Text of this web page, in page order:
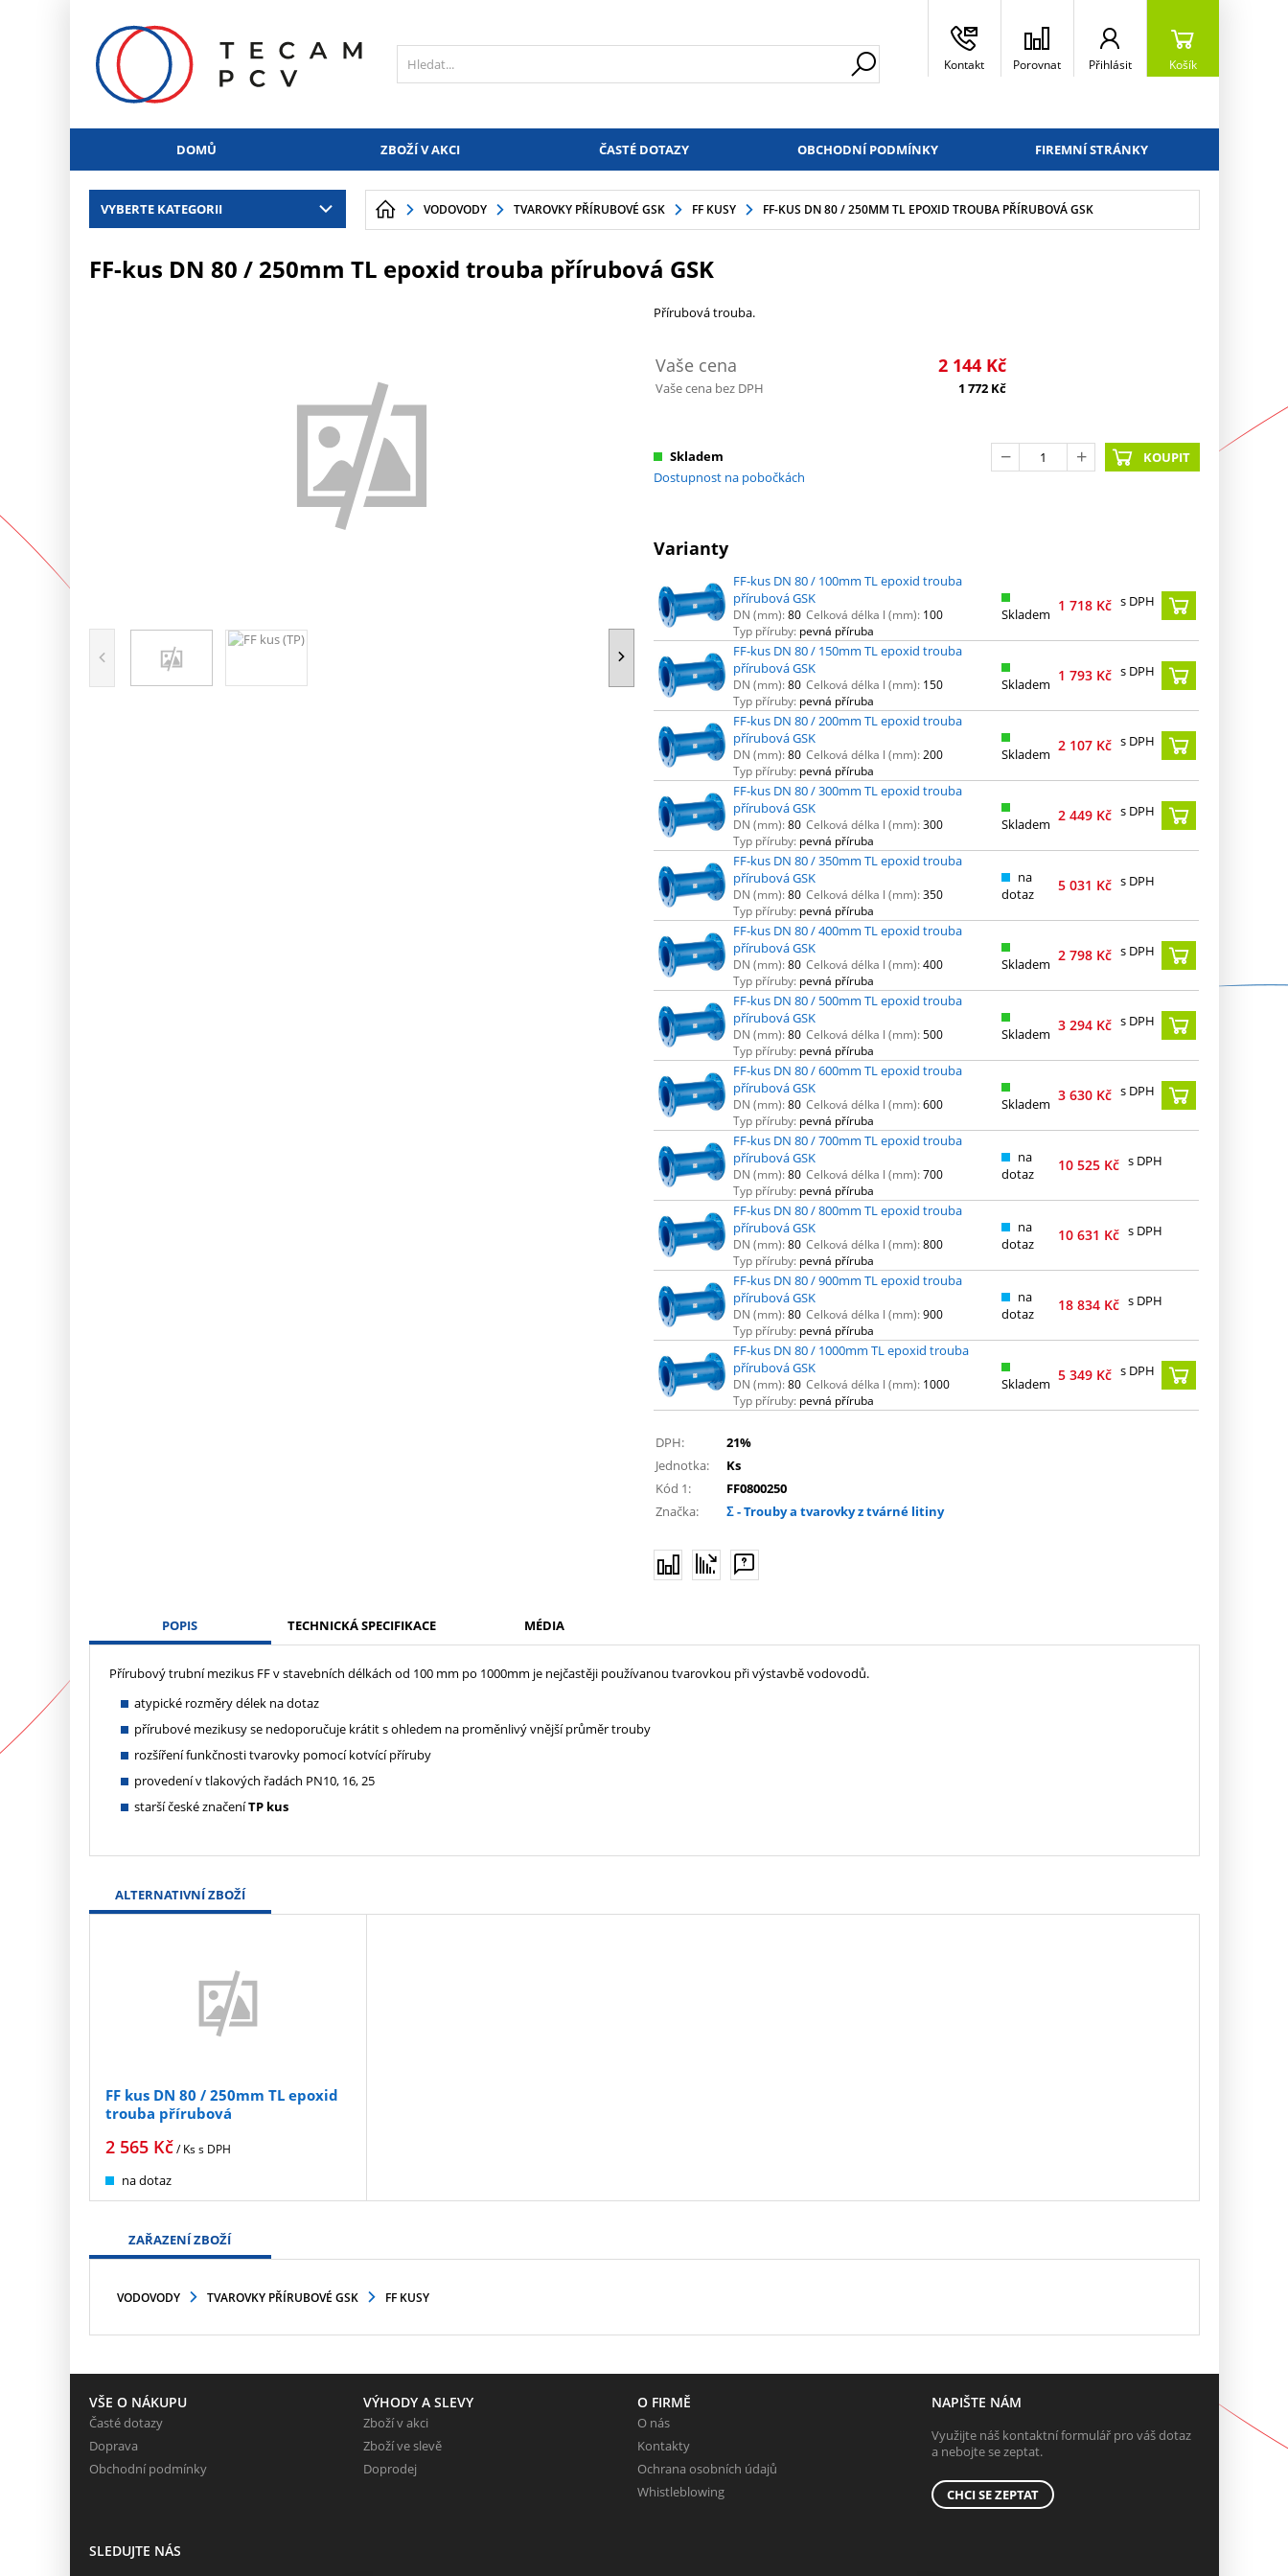
Kontakt Porovnat Přihlásit Košík
DOMŮ ZBOŽÍ V AKCI ČASTÉ DOTAZY OBCHODNÍ PODMÍNKY FIREMNÍ STRÁNKY
VYBERTE KATEGORII VODOVODY TVAROVKY PŘÍRUBOVÉ GSK FF KUSY FF-KUS DN 80 / 250MM TL EPOXID TROUBA PŘÍRUBOVÁ GSK
FF-kus DN 80 / 250mm TL epoxid trouba přírubová GSK
Přírubová trouba.
Vaše cena 2 144 Kč
Vaše cena bez DPH 1 772 Kč
Skladem
Dostupnost na pobočkách
KOUPIT
Varianty
FF-kus DN 80 / 100mm TL epoxid trouba
přírubová GSK
DN (mm):80 Celková délka l (mm): 100
Typ příruby: pevná příruba
Skladem 1 718 Kč s DPH
FF-kus DN 80 / 150mm TL epoxid trouba
přírubová GSK
DN (mm):80 Celková délka l (mm): 150
Typ příruby: pevná příruba
Skladem 1 793 Kč s DPH
FF-kus DN 80 / 200mm TL epoxid trouba
přírubová GSK
DN (mm):80 Celková délka l (mm):200
Typ příruby: pevná příruba
Skladem 2 107 Kč s DPH
FF-kus DN 80 / 300mm TL epoxid trouba
přírubová GSK
DN (mm):80 Celková délka l (mm):300
Typ příruby: pevná příruba
Skladem 2 449 Kč s DPH
FF-kus DN 80 / 350mm TL epoxid trouba
přírubová GSK
DN (mm):80 Celková délka l (mm):350
Typ příruby: pevná příruba
na
dotaz
5 031 Kč s DPH
FF-kus DN 80 / 400mm TL epoxid trouba
přírubová GSK
DN (mm):80 Celková délka l (mm):400
Typ příruby: pevná příruba
Skladem 2 798 Kč s DPH
FF-kus DN 80 / 500mm TL epoxid trouba
přírubová GSK
DN (mm):80 Celková délka l (mm):500
Typ příruby: pevná příruba
Skladem 3 294 Kč s DPH
FF-kus DN 80 / 600mm TL epoxid trouba
přírubová GSK
DN (mm):80 Celková délka l (mm):600
Typ příruby: pevná příruba
Skladem 3 630 Kč s DPH
FF-kus DN 80 / 700mm TL epoxid trouba
přírubová GSK
DN (mm):80 Celková délka l (mm):700
Typ příruby: pevná příruba
na
dotaz
10 525 Kč s DPH
FF-kus DN 80 / 800mm TL epoxid trouba
přírubová GSK
DN (mm):80 Celková délka l (mm):800
Typ příruby: pevná příruba
na
dotaz
10 631 Kč s DPH
FF-kus DN 80 / 900mm TL epoxid trouba
přírubová GSK
DN (mm):80 Celková délka l (mm):900
Typ příruby: pevná příruba
na
dotaz
18 834 Kč s DPH
FF-kus DN 80 / 1000mm TL epoxid trouba
přírubová GSK
DN (mm):80 Celková délka l (mm): 1000
Typ příruby: pevná příruba
Skladem 5 349 Kč s DPH
DPH:
21%
Jednotka:
Ks
Kód 1:
FF0800250
Značka:
Σ - Trouby a tvarovky z tvárné litiny
POPIS TECHNICKÁ SPECIFIKACE MÉDIA
Přírubový trubní mezikus FF v stavebních délkách od 100 mm po 1000mm je nejčastěji používanou tvarovkou při výstavbě vodovodů.
atypické rozměry délek na dotaz
přírubové mezikusy se nedoporučuje krátit s ohledem na proměnlivý vnější průměr trouby
rozšíření funkčnosti tvarovky pomocí kotvící příruby
provedení v tlakových řadách PN10, 16, 25
starší české značeníTP kus
ALTERNATIVNÍ ZBOŽÍ
FF kus DN 80 / 250mm TL epoxid
trouba přírubová
2 565Kč/ Kss DPH
na dotaz
ZAŘAZENÍ ZBOŽÍ
VODOVODY TVAROVKY PŘÍRUBOVÉ GSK FF KUSY
VŠE O NÁKUPU
Časté dotazy
Doprava
Obchodní podmínky
VÝHODY A SLEVY
Zboží v akci
Zboží ve slevě
Doprodej
O FIRMĚ
O nás
Kontakty
Ochrana osobních údajů
Whistleblowing
NAPIŠTE NÁM
Využijte náš kontaktní formulář pro váš dotaz
a nebojte se zeptat.
CHCI SE ZEPTAT
SLEDUJTE NÁS